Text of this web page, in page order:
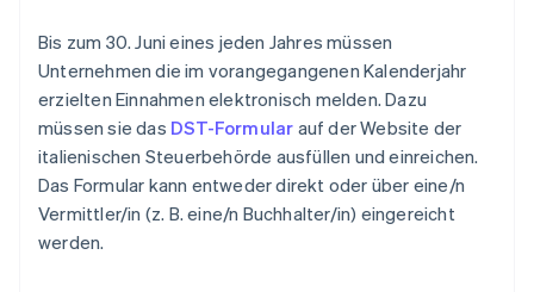
Bis zum 30. Juni eines jeden Jahres müssen
Unternehmen die im vorangegangenen Kalenderjahr
erzielten Einnahmen elektronisch melden. Dazu
müssen sie das DST-Formular auf der Website der
italienischen Steuerbehörde ausfüllen und einreichen.
Das Formular kann entweder direkt oder über eine/n
Vermittler/in (z. B. eine/n Buchhalter/in) eingereicht
werden.